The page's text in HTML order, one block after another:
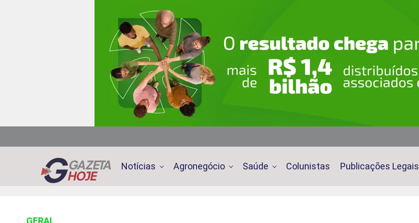
Notícias Agronegócio Saúde Colunistas Publicações Legais
GERAL